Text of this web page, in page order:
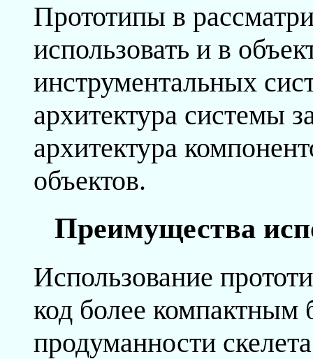
Прототипы в
использовать и в
инструментальных
архитектура системы
архитектура
объектов.
Преимущества
Использование
код более компактным
продуманности